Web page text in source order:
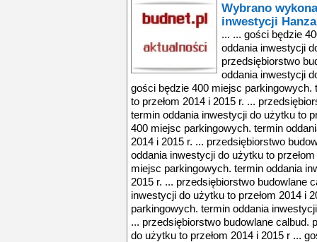
Wybrano
inwestycji
... ... gości będzie
oddania inwestycji
przedsiębiorstwo
oddania inwestycji
gości będzie 400 miejsc
to przełom 2014 i 2015 r. ...
termin oddania inwestycji do użytku to
400 miejsc parkingowych. termin
2014 i 2015 r. ... przedsiębiorstwo
oddania inwestycji do użytku to
miejsc parkingowych. termin oddania
2015 r. ... przedsiębiorstwo budowlane
inwestycji do użytku to przełom 2014 i
parkingowych. termin oddania
... przedsiębiorstwo budowlane calbud.
do użytku to przełom 2014 i 2015 r ...